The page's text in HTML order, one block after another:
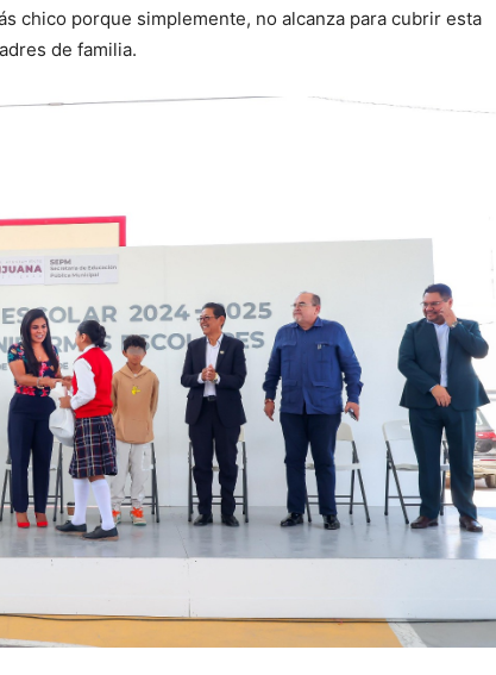
chico porque simplemente, no alcanza para cubrir esta
de familia.